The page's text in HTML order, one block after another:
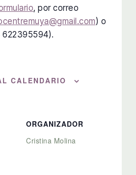
, por correo
) o
622395594).
CALENDARIO
ORGANIZADOR
Cristina Molina